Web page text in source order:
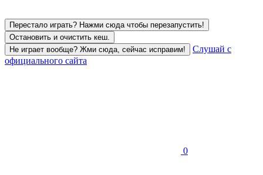
Перестало играть? Нажми сюда чтобы перезапустить!
Остановить и очистить кеш.
Не играет вообще? Жми сюда, сейчас исправим!
Слушай с
официального сайта
0